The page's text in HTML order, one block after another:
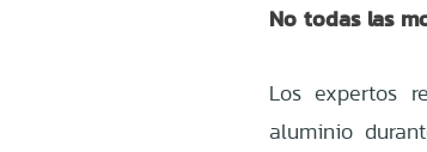
No todas las
Los expertos
aluminio